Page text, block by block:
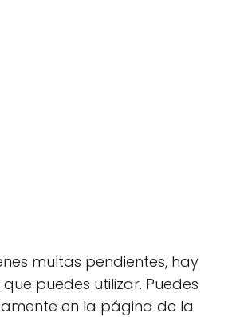
multas pendientes, hay
puedes utilizar. Puedes
en la página de la